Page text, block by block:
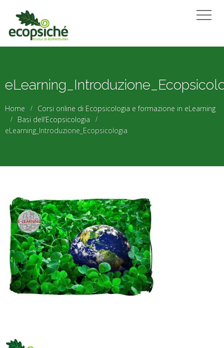
Home
Corsi online di Ecopsicologia e formazione in eLearning
Basi dell’Ecopsicologia
eLearning_Introduzione_Ecopsicologia